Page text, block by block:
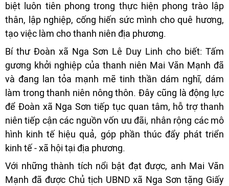
biệt luôn tiên phong trong thực hiện phong trào lập
thân, lập nghiệp, cống hiến sức mình cho quê hương,
tạo việc làm cho thanh niên địa phương.
Bí thư Đoàn xã Nga Sơn Lê Duy Linh cho biết: Tấm
gương khởi nghiệp của thanh niên Mai Văn Mạnh đã
và đang lan tỏa mạnh mẽ tinh thần dám nghĩ, dám
làm trong thanh niên nông thôn. Đây cũng là động lực
để Đoàn xã Nga Sơn tiếp tục quan tâm, hỗ trợ thanh
niên tiếp cận các nguồn vốn ưu đãi, nhân rộng các mô
hình kinh tế hiệu quả, góp phần thúc đẩy phát triển
kinh tế - xã hội tại địa phương.
Với những thành tích nổi bật đạt được, anh Mai Văn
Mạnh đã được Chủ tịch UBND xã Nga Sơn tặng Giấy